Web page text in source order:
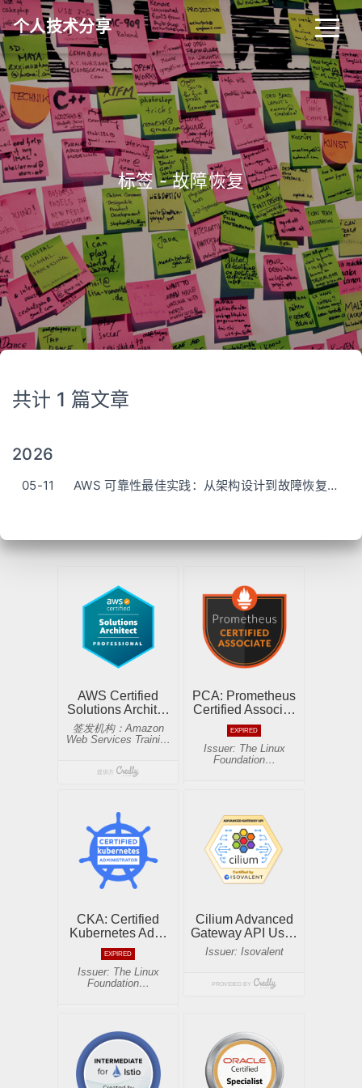
个人技术分享
首页 归档 分类
标签 关于 友链
RSS 搜索 关灯
标签 - 故障恢复
共计 1 篇文章
2026
05-11 AWS 可靠性最佳实践：从架构设计到故障恢复一把梭